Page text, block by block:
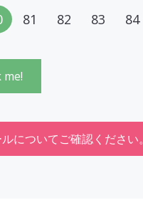
81 82 83 84
me!
についてご確認ください。